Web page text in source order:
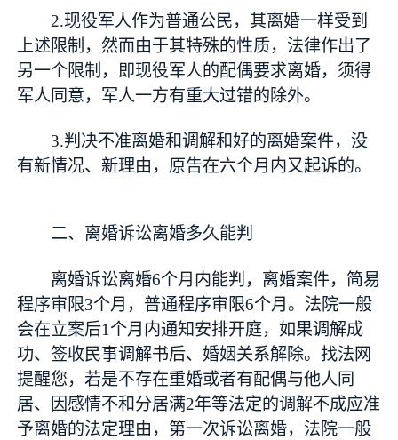
2.现役军人作为普通公民，其离婚一样受到
上述限制，然而由于其特殊的性质，法律作出了
另一个限制，即现役军人的配偶要求离婚，须得
军人同意，军人一方有重大过错的除外。
3.判决不准离婚和调解和好的离婚案件，没
有新情况、新理由，原告在六个月内又起诉的。
二、离婚诉讼离婚多久能判
离婚诉讼离婚6个月内能判，离婚案件，简易
程序审限3个月，普通程序审限6个月。法院一般
会在立案后1个月内通知安排开庭，如果调解成
功、签收民事调解书后、婚姻关系解除。找法网
提醒您，若是不存在重婚或者有配偶与他人同
居、因感情不和分居满2年等法定的调解不成应准
予离婚的法定理由，第一次诉讼离婚，法院一般